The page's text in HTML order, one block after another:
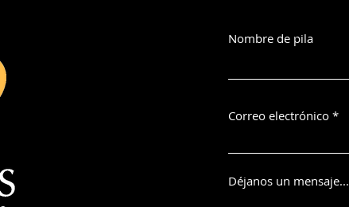
Nombre de pila
Correo electrónico
Déjanos un mensaje...